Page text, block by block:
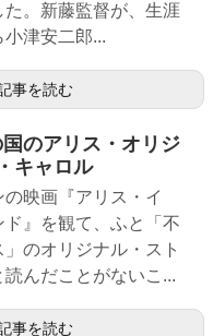
た。新藤監督が、生涯
津安二郎...
事を読む
国のアリス・オリジ
キャロル
映画『アリス・イ
ド』を観て、ふと「不
のオリジナル・スト
んだことがないこ...
事を読む